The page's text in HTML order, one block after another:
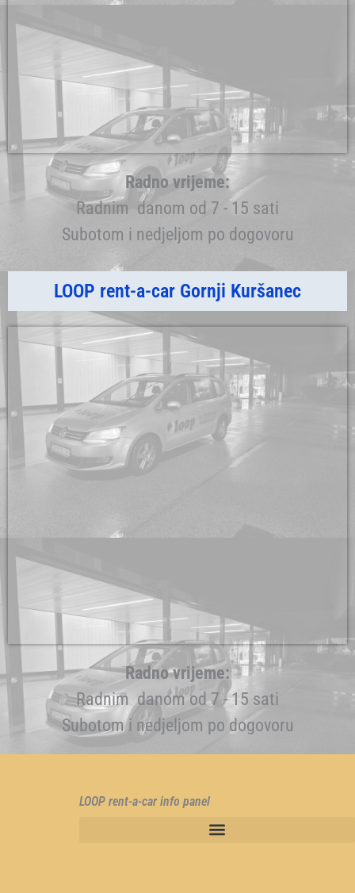
Radno vrijeme:
Radnim danom od 7 - 15 sati
Subotom i nedjeljom po dogovoru
LOOP rent-a-car Gornji Kuršanec
Radno vrijeme:
Radnim danom od 7 - 15 sati
Subotom i nedjeljom po dogovoru
LOOP rent-a-car info panel